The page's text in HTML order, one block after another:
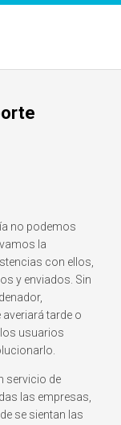
no podemos
la
con ellos,
y enviados. Sin
tarde o
usuarios
servicio de
las empresas,
se sientan las